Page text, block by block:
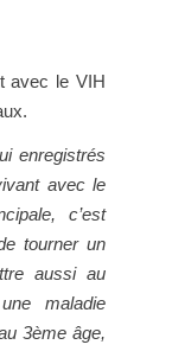
avec le VIH
enregistrés
avec le
c’est
tourner un
aussi au
maladie
3ème âge,